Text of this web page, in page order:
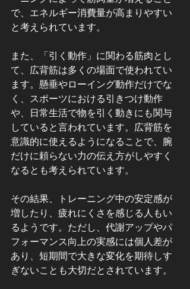
で、エネルギー消費量が高まりやすい
と考えられています。
また、「引く動作」に関わる筋肉とし
て、広背筋は多くの場面で使われてい
ます。懸垂やローイング動作だけでな
く、スポーツにおける引きつけ動作
や、日常生活で物を引く動きにも関与
していると言われています。広背筋を
意識的に使えるようになることで、腕
だけに頼らない力の伝え方がしやすく
なるとも考えられています。
その結果、トレーニング中の安定感が
増したり、疲れにくさを感じる人もい
るようです。ただし、代謝アップやパ
フォーマンス向上の実感には個人差が
あり、短期間で大きな変化を期待しす
ぎないことも大切だとされています。